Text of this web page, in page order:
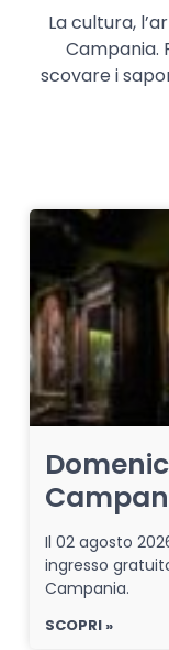
La cultura,
Campania.
scovare i
Il 02 agosto
ingresso
Campania.
SCOPRI »